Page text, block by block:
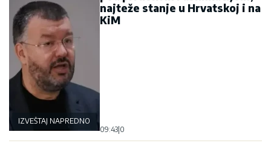
IZVEŠTAJ NAPREDNOG KLUBA
najteže stanje u Hrvatskoj i na
KiM
09:43 0